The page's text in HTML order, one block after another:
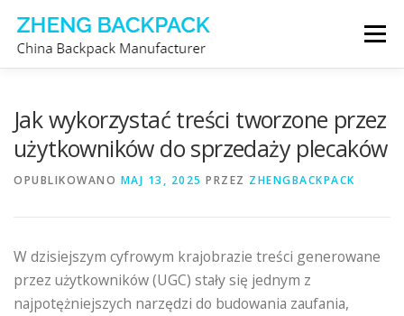
treści
Menu
Jak wykorzystać treści tworzone przez
użytkowników do sprzedaży plecaków
OPUBLIKOWANO MAJ 13, 2025 PRZEZ ZHENGBACKPACK
W dzisiejszym cyfrowym krajobrazie treści generowane
przez użytkowników (UGC) stały się jednym z
najpotężniejszych narzędzi do budowania zaufania,